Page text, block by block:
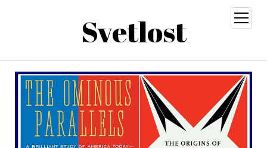
Svetlost
open
menu